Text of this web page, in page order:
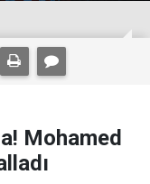
Mohamed